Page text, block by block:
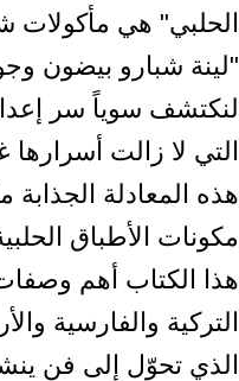
الحلبي" هي مأكولات
"لينة شبارو بيضون
لنكتشف سوياً سر
التي لا زالت
هذه المعادلة
مكونات الأطباق
هذا الكتاب أهم
التركية والفارسية
الذي تحوّل إلى فن